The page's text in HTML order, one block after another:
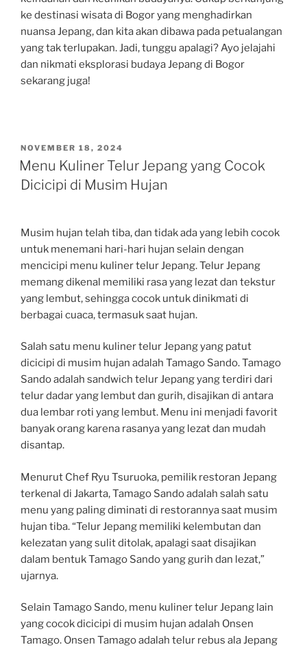
ke destinasi wisata di Bogor yang menghadirkan
nuansa Jepang, dan kita akan dibawa pada petualangan
yang tak terlupakan. Jadi, tunggu apalagi? Ayo jelajahi
dan nikmati eksplorasi budaya Jepang di Bogor
sekarang juga!
POSTED
ON
NOVEMBER 18, 2024
Menu Kuliner Telur Jepang yang Cocok
Dicicipi di Musim Hujan
Musim hujan telah tiba, dan tidak ada yang lebih cocok
untuk menemani hari-hari hujan selain dengan
mencicipi menu kuliner telur Jepang. Telur Jepang
memang dikenal memiliki rasa yang lezat dan tekstur
yang lembut, sehingga cocok untuk dinikmati di
berbagai cuaca, termasuk saat hujan.
Salah satu menu kuliner telur Jepang yang patut
dicicipi di musim hujan adalah Tamago Sando. Tamago
Sando adalah sandwich telur Jepang yang terdiri dari
telur dadar yang lembut dan gurih, disajikan di antara
dua lembar roti yang lembut. Menu ini menjadi favorit
banyak orang karena rasanya yang lezat dan mudah
disantap.
Menurut Chef Ryu Tsuruoka, pemilik restoran Jepang
terkenal di Jakarta, Tamago Sando adalah salah satu
menu yang paling diminati di restorannya saat musim
hujan tiba. “Telur Jepang memiliki kelembutan dan
kelezatan yang sulit ditolak, apalagi saat disajikan
dalam bentuk Tamago Sando yang gurih dan lezat,”
ujarnya.
Selain Tamago Sando, menu kuliner telur Jepang lain
yang cocok dicicipi di musim hujan adalah Onsen
Tamago. Onsen Tamago adalah telur rebus ala Jepang